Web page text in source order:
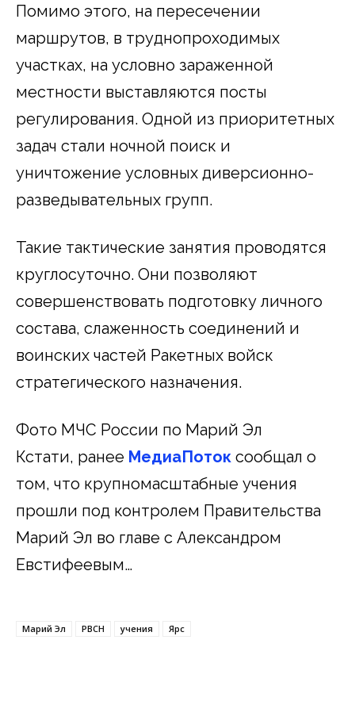
Помимо этого, на пересечении
маршрутов, в труднопроходимых
участках, на условно зараженной
местности выставляются посты
регулирования. Одной из приоритетных
задач стали ночной поиск и
уничтожение условных диверсионно-
разведывательных групп.
Такие тактические занятия проводятся
круглосуточно. Они позволяют
совершенствовать подготовку личного
состава, слаженность соединений и
воинских частей Ракетных войск
стратегического назначения.
Фото МЧС России по Марий Эл
Кстати, ранее МедиаПоток сообщал о
том, что крупномасштабные учения
прошли под контролем Правительства
Марий Эл во главе с Александром
Евстифеевым…
Марий Эл РВСН учения Ярс